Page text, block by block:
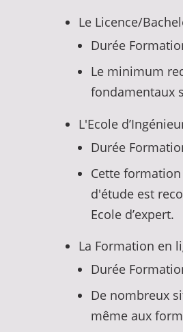
Le Licence/
Durée
Le minimum
fondamentaux
L'Ecole
Durée
Cette
d'étude est
Ecole d’expert.
La Formation en
Durée
De nombreux
même aux